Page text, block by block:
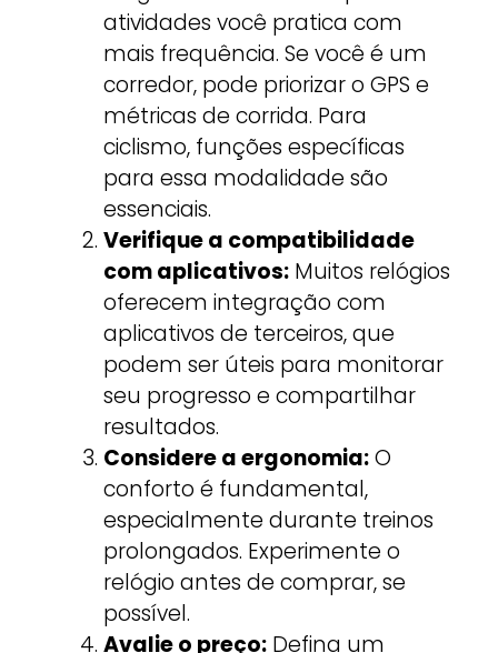
atividades você pratica com
mais frequência. Se você é um
corredor, pode priorizar o GPS e
métricas de corrida. Para
ciclismo, funções específicas
para essa modalidade são
essenciais.
Verifique a compatibilidade
com aplicativos:Muitos relógios
oferecem integração com
aplicativos de terceiros, que
podem ser úteis para monitorar
seu progresso e compartilhar
resultados.
Considere a ergonomia:O
conforto é fundamental,
especialmente durante treinos
prolongados. Experimente o
relógio antes de comprar, se
possível.
Avalie o preço:Defina um